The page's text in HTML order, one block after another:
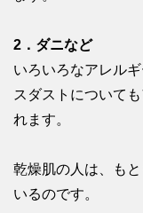
2．ダニなど
いろいろなアレル
スダストについて
れます。
乾燥肌の人は、も
いるのです。